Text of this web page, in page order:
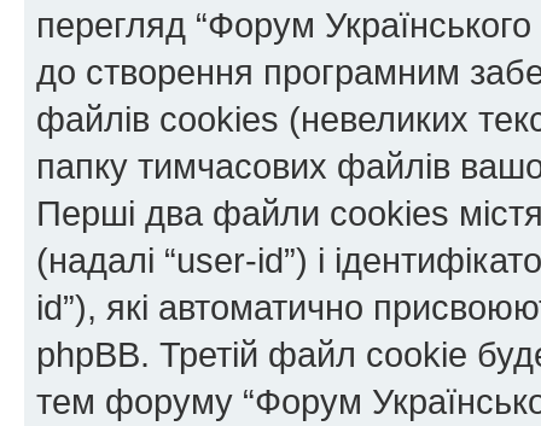
перегляд “Форум
до створення програмним
файлів cookies (невеликих
папку тимчасових файлів
Перші два файли cookies
(надалі “user-id”) і
id”), які автоматично
phpBB. Третій файл cookie
тем форуму “Форум